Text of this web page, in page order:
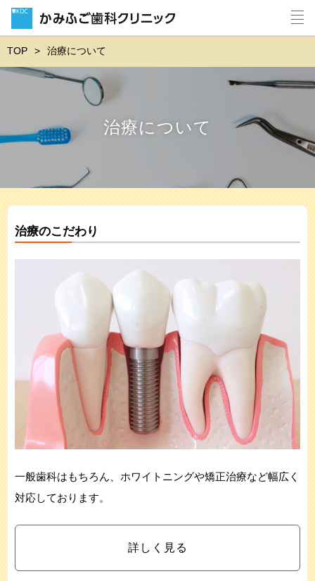
TOP 治療について
治療について
治療のこだわり
一般歯科はもちろん、ホワイトニングや矯正治療など幅広く
対応しております。
詳しく見る